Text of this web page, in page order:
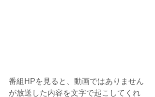
番組HPを見ると、動画ではありません
が放送した内容を文字で起こしてくれ